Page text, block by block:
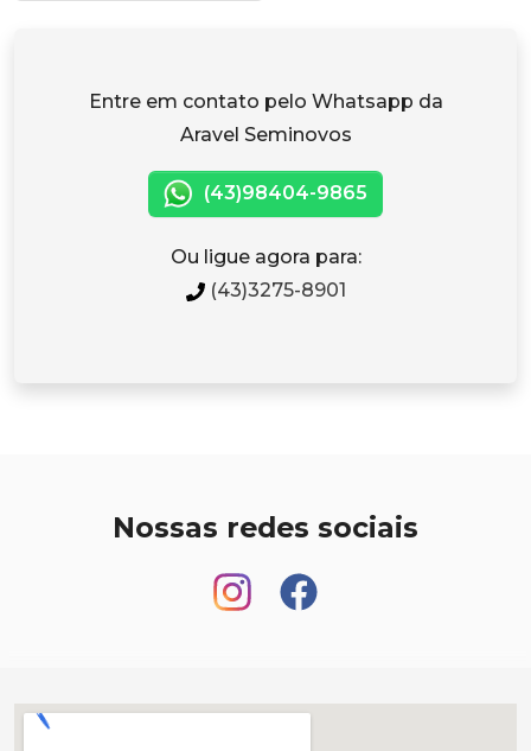
Entre em contato pelo Whatsapp da
Aravel Seminovos
(43)98404-9865
Ou ligue agora para:
(43)3275-8901
Nossas redes sociais